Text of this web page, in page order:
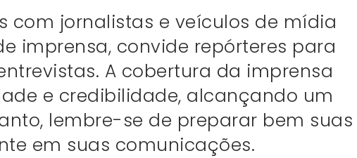
com jornalistas e veículos de mídia
imprensa, convide repórteres para
A cobertura da imprensa
e credibilidade, alcançando um
lembre-se de preparar bem suas
em suas comunicações.